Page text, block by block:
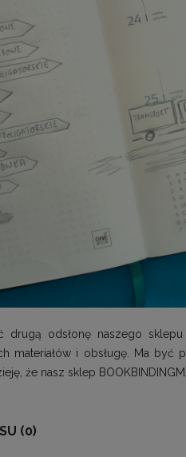
drugą odsłonę naszego
materiałów i obsługę. Ma
że nasz sklep
(0)